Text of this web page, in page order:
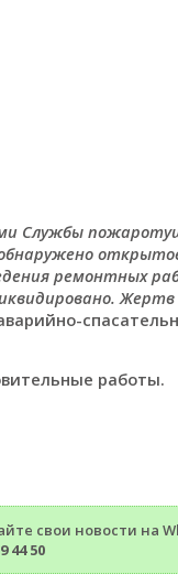
Службы
ремонтных
Жертв
работы.
свои новости на
44 50